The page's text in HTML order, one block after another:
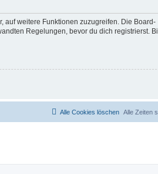
auf weitere Funktionen zuzugreifen. Die Board-
Regelungen, bevor du dich registrierst.
Alle Zeiten
Alle Cookies löschen